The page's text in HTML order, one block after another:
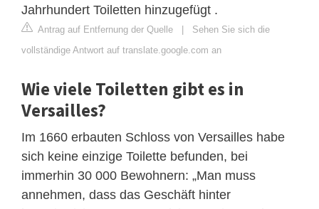
Jahrhundert Toiletten hinzugefügt .
Antrag auf Entfernung der Quelle
Sehen Sie sich die
vollständige Antwort auf translate.google.com an
Wie viele Toiletten gibt es in
Versailles?
Im 1660 erbauten Schloss von Versailles habe
sich keine einzige Toilette befunden, bei
immerhin 30 000 Bewohnern: „Man muss
annehmen, dass das Geschäft hinter